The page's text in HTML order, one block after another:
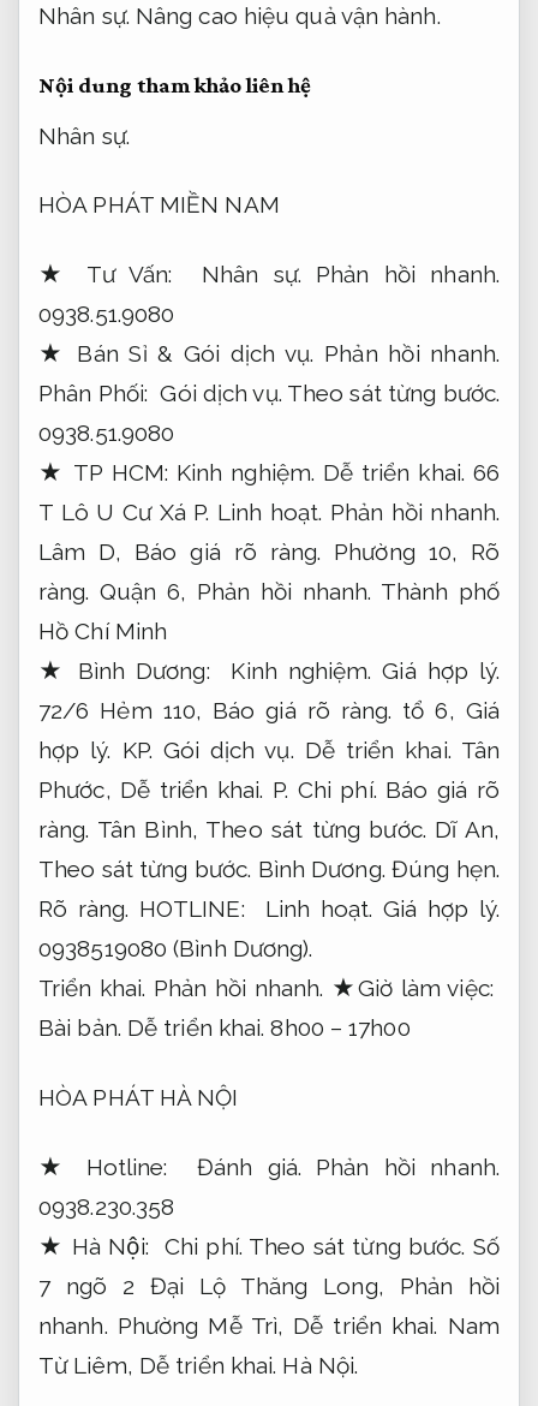
Nhân sự. Nâng cao hiệu quả vận hành.
Nội dung tham khảo liên hệ
Nhân sự.
HÒA PHÁT MIỀN NAM
★ Tư Vấn: Nhân sự.
Phản hồi nhanh.
0938.51.9080
★ Bán Sỉ &Gói dịch vụ. Phản hồi nhanh.
Phân Phối:Gói dịch vụ. Theo sát từng bước.
0938.51.9080
★ TP HCM: Kinh nghiệm. Dễ triển khai. 66
T Lô U Cư Xá P. Linh hoạt. Phản hồi nhanh.
Lâm D, Báo giá rõ ràng. Phường 10, Rõ
ràng. Quận 6, Phản hồi nhanh. Thành phố
Hồ Chí Minh
★ Bình Dương: Kinh nghiệm. Giá hợp lý.
72/6 Hẻm 110, Báo giá rõ ràng. tổ 6, Giá
hợp lý. KP. Gói dịch vụ. Dễ triển khai. Tân
Phước, Dễ triển khai. P. Chi phí. Báo giá rõ
ràng. Tân Bình, Theo sát từng bước. Dĩ An,
Theo sát từng bước. Bình Dương. Đúng hẹn.
Rõ ràng. HOTLINE: Linh hoạt. Giá hợp lý.
0938519080 (Bình Dương).
Triển khai. Phản hồi nhanh. ★Giờ làm việc:
Bài bản. Dễ triển khai. 8h00 – 17h00
HÒA PHÁT HÀ NỘI
★ Hotline: Đánh giá.
Phản hồi nhanh.
0938.230.358
★ Hà Nội: Chi phí. Theo sát từng bước. Số
7 ngõ 2 Đại Lộ Thăng Long, Phản hồi
nhanh. Phường Mễ Trì, Dễ triển khai. Nam
Từ Liêm, Dễ triển khai. Hà Nội.